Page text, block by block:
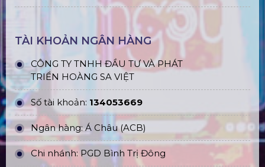
TÀI KHOẢN NGÂN HÀNG
CÔNG TY TNHH ĐẦU TƯ VÀ PHÁT
TRIỂN HOÀNG SA VIỆT
Số tài khoản: 134053669
Ngân hàng: Á Châu (ACB)
Chi nhánh: PGD Bình Trị Đông